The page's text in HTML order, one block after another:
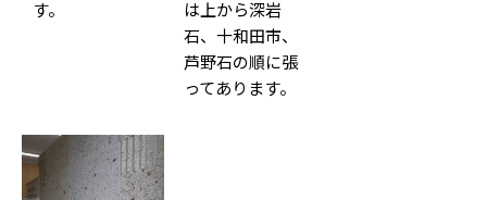
す。
は上から深岩
石、十和田市、
芦野石の順に張
ってあります。